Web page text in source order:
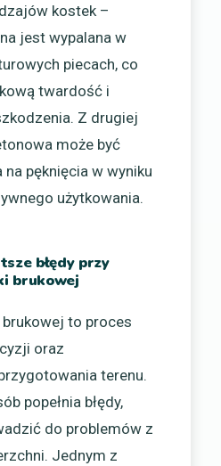
kostek –
jest wypalana w
piecach, co
twardość i
Z drugiej
może być
pęknięcia w wyniku
użytkowania.
błędy przy
brukowej
brukowej to proces
oraz
terenu.
popełnia błędy,
do problemów z
Jednym z